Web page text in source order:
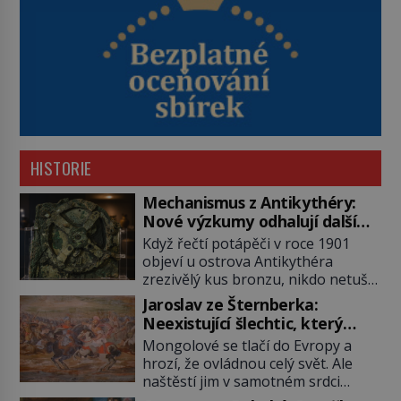
HISTORIE
Mechanismus z Antikythéry:
Nové výzkumy odhalují další
překvapení o starověkém
počítači
Když řečtí potápěči v roce 1901
objeví u ostrova Antikythéra
zrezivělý kus bronzu, nikdo netuší,
že drží v rukou jeden z
nejúžasnějších vynálezů starověku.
Až moderní rentgenové tomografy
odhalí desítky ozubených kol
ukrytých uvnitř. Mechanismus z
Antikythéry je dnes považován za
Jaroslav ze Šternberka:
Neexistující šlechtic, který
z Moravy vyžene Mongoly
Mongolové se tlačí do Evropy a
hrozí, že ovládnou celý svět. Ale
naštěstí jim v samotném srdci